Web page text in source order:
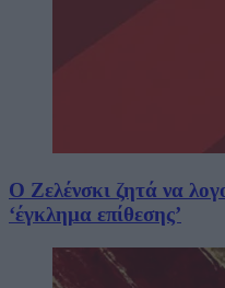
Ο Ζελένσκι ζητά να
‘έγκλημα επίθεσης’